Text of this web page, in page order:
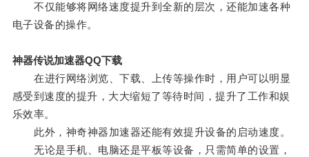
不仅能够将网络速度提升到全新的层次，还能加速各种
电子设备的操作。
神器传说加速器QQ下载
在进行网络浏览、下载、上传等操作时，用户可以明显
感受到速度的提升，大大缩短了等待时间，提升了工作和娱
乐效率。
此外，神奇神器加速器还能有效提升设备的启动速度。
无论是手机、电脑还是平板等设备，只需简单的设置，